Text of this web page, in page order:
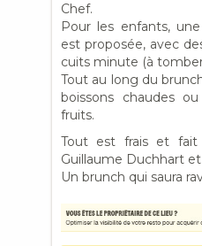
Chef.
Pour les enfants,
est proposée, avec
cuits minute (à
Tout au long du
boissons chaudes
fruits.
Tout est frais et fait
Guillaume Duchhart
Un brunch qui saura